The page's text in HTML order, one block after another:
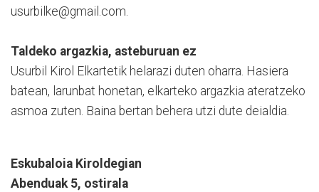
usurbilke@gmail.com.
Taldeko argazkia, asteburuan ez
Usurbil Kirol Elkartetik helarazi duten oharra. Hasiera
batean, larunbat honetan, elkarteko argazkia ateratzeko
asmoa zuten. Baina bertan behera utzi dute deialdia.
Eskubaloia Kiroldegian
Abenduak 5, ostirala